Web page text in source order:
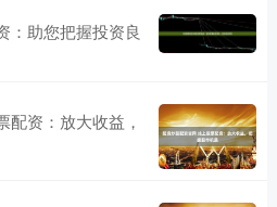
：助您把握投资良
配资：放大收益，